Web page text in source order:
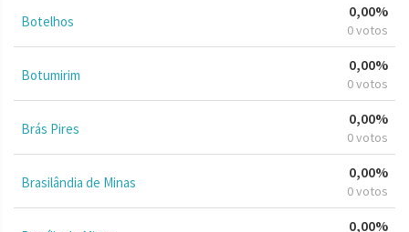
Botelhos
0,00%
0 votos
Botumirim
0,00%
0 votos
Brás Pires
0,00%
0 votos
Brasilândia de Minas
0,00%
0 votos
0,00%